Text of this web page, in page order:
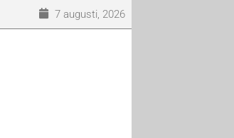
7 augusti, 2026